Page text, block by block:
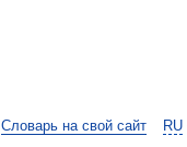
RU
Словарь на свой сайт